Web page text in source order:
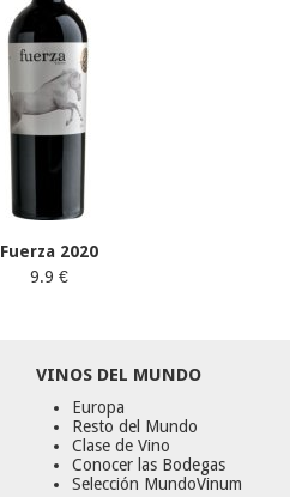
Fuerza 2020
9.9 €
VINOS DEL MUNDO
Europa
Resto del Mundo
Clase de Vino
Conocer las Bodegas
Selección MundoVinum